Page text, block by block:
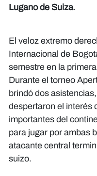
Lugano de Suiza.
El veloz extremo
Internacional de
semestre en la
Durante el torneo
brindó dos
despertaron el interés
importantes del
para jugar por ambas
atacante central
suizo.